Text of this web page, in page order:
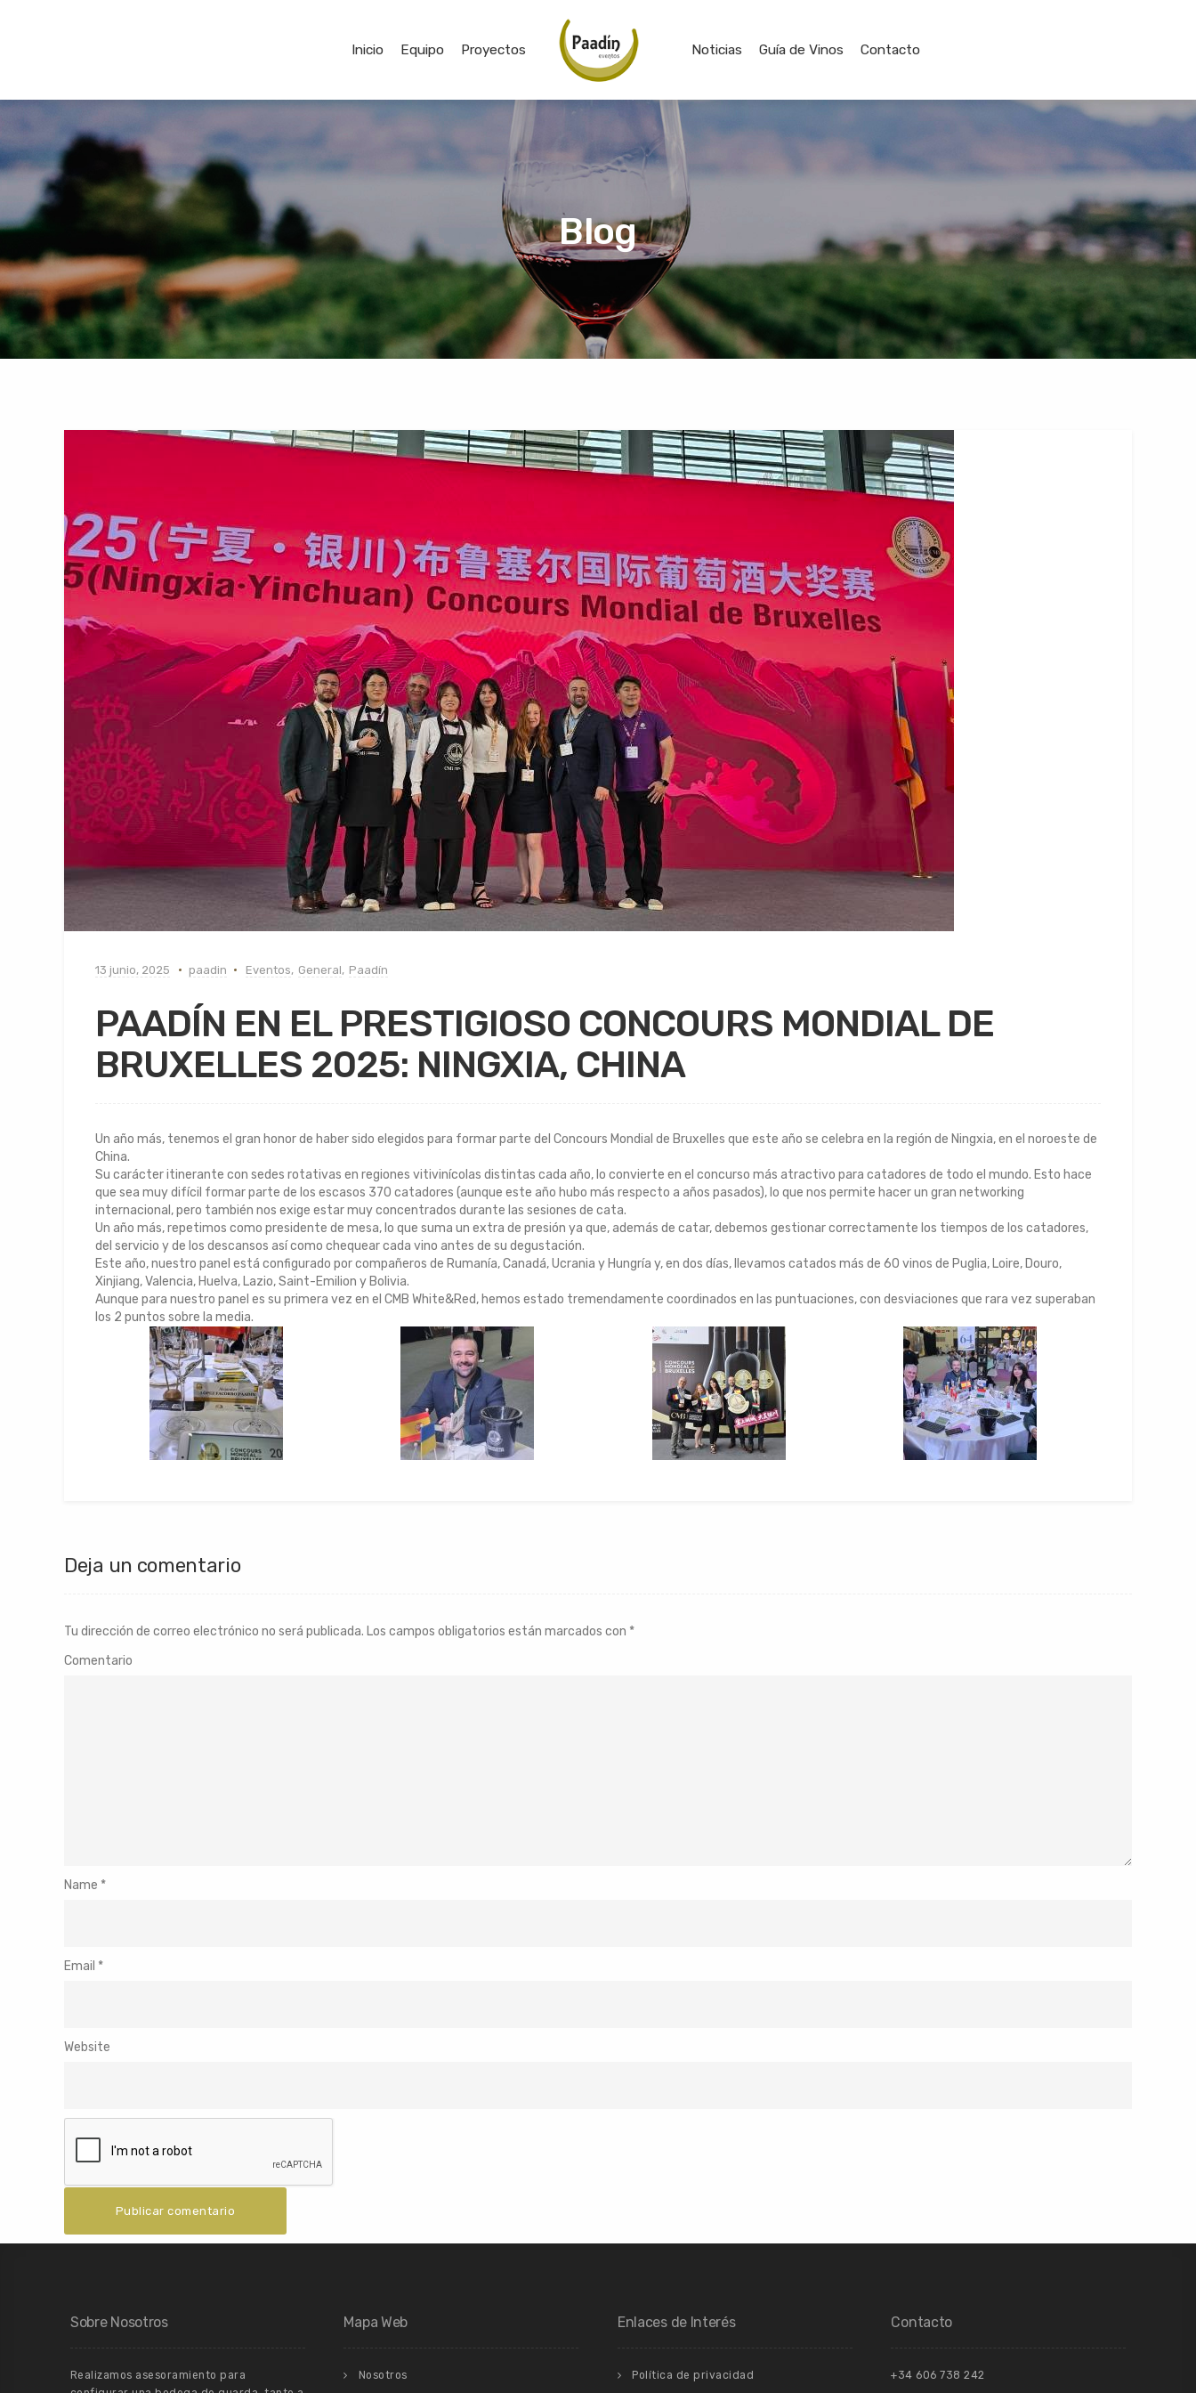
Inicio Equipo Proyectos Noticias Guía de Vinos Contacto
Blog
13 junio, 2025 paadin Eventos, General, Paadín
PAADÍN EN EL PRESTIGIOSO CONCOURS MONDIAL DE
BRUXELLES 2025: NINGXIA, CHINA
Un año más, tenemos el gran honor de haber sido elegidos para formar parte del Concours Mondial de Bruxelles que este año se celebra en la región de Ningxia, en el noroeste de
China.
Su carácter itinerante con sedes rotativas en regiones vitivinícolas distintas cada año, lo convierte en el concurso más atractivo para catadores de todo el mundo. Esto hace
que sea muy difícil formar parte de los escasos 370 catadores (aunque este año hubo más respecto a años pasados), lo que nos permite hacer un gran networking
internacional, pero también nos exige estar muy concentrados durante las sesiones de cata.
Un año más, repetimos como presidente de mesa, lo que suma un extra de presión ya que, además de catar, debemos gestionar correctamente los tiempos de los catadores,
del servicio y de los descansos así como chequear cada vino antes de su degustación.
Este año, nuestro panel está configurado por compañeros de Rumanía, Canadá, Ucrania y Hungría y, en dos días, llevamos catados más de 60 vinos de Puglia, Loire, Douro,
Xinjiang, Valencia, Huelva, Lazio, Saint-Emilion y Bolivia.
Aunque para nuestro panel es su primera vez en el CMB White&Red, hemos estado tremendamente coordinados en las puntuaciones, con desviaciones que rara vez superaban
los 2 puntos sobre la media.
Deja un comentario
Tu dirección de correo electrónico no será publicada. Los campos obligatorios están marcados con *
Comentario
Name *
Email *
Website
Sobre Nosotros
Realizamos asesoramiento para
Mapa Web
Nosotros
Enlaces de Interés
Política de privacidad
Contacto
+34 606 738 242